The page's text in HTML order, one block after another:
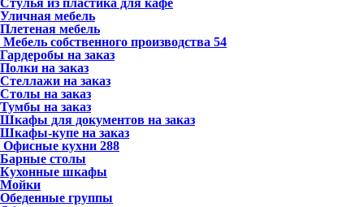
Стулья из пластика для кафе
Уличная мебель
Плетеная мебель
Мебель собственного производства 54
Гардеробы на заказ
Полки на заказ
Стеллажи на заказ
Столы на заказ
Тумбы на заказ
Шкафы для документов на заказ
Шкафы-купе на заказ
Офисные кухни 288
Барные столы
Кухонные шкафы
Мойки
Обеденные группы